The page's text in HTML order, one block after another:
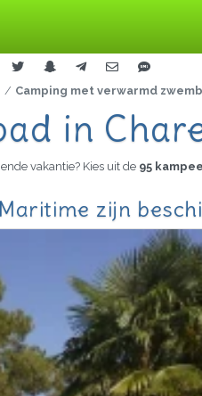
Camping met verwarmd
in
vakantie? Kies uit de 95
zijn